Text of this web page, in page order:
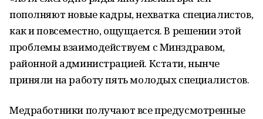
пополняют новые кадры, нехватка специалистов,
как и повсеместно, ощущается. В решении этой
проблемы взаимодействуем с Минздравом,
районной администрацией. Кстати, нынче
приняли на работу пять молодых специалистов.
Медработники получают все предусмотренные